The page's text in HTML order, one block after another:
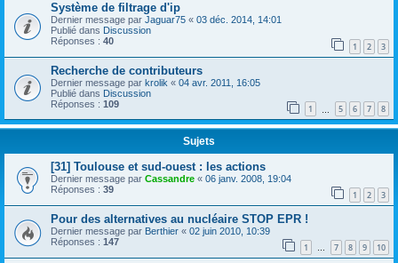
Système de filtrage d'ip
Dernier message par Jaguar75 « 03 déc. 2014, 14:01
Publié dans Discussion
Réponses : 40 1 2 3
Recherche de contributeurs
Dernier message par krolik « 04 avr. 2011, 16:05
Publié dans Discussion
Réponses : 109 1 5 6 7 8
Sujets
[31] Toulouse et sud-ouest : les actions
Dernier message par Cassandre « 06 janv. 2008, 19:04
Réponses : 39 1 2 3
Pour des alternatives au nucléaire STOP EPR !
Dernier message par Berthier « 02 juin 2010, 10:39
Réponses : 147 1 … 7 8 9 10